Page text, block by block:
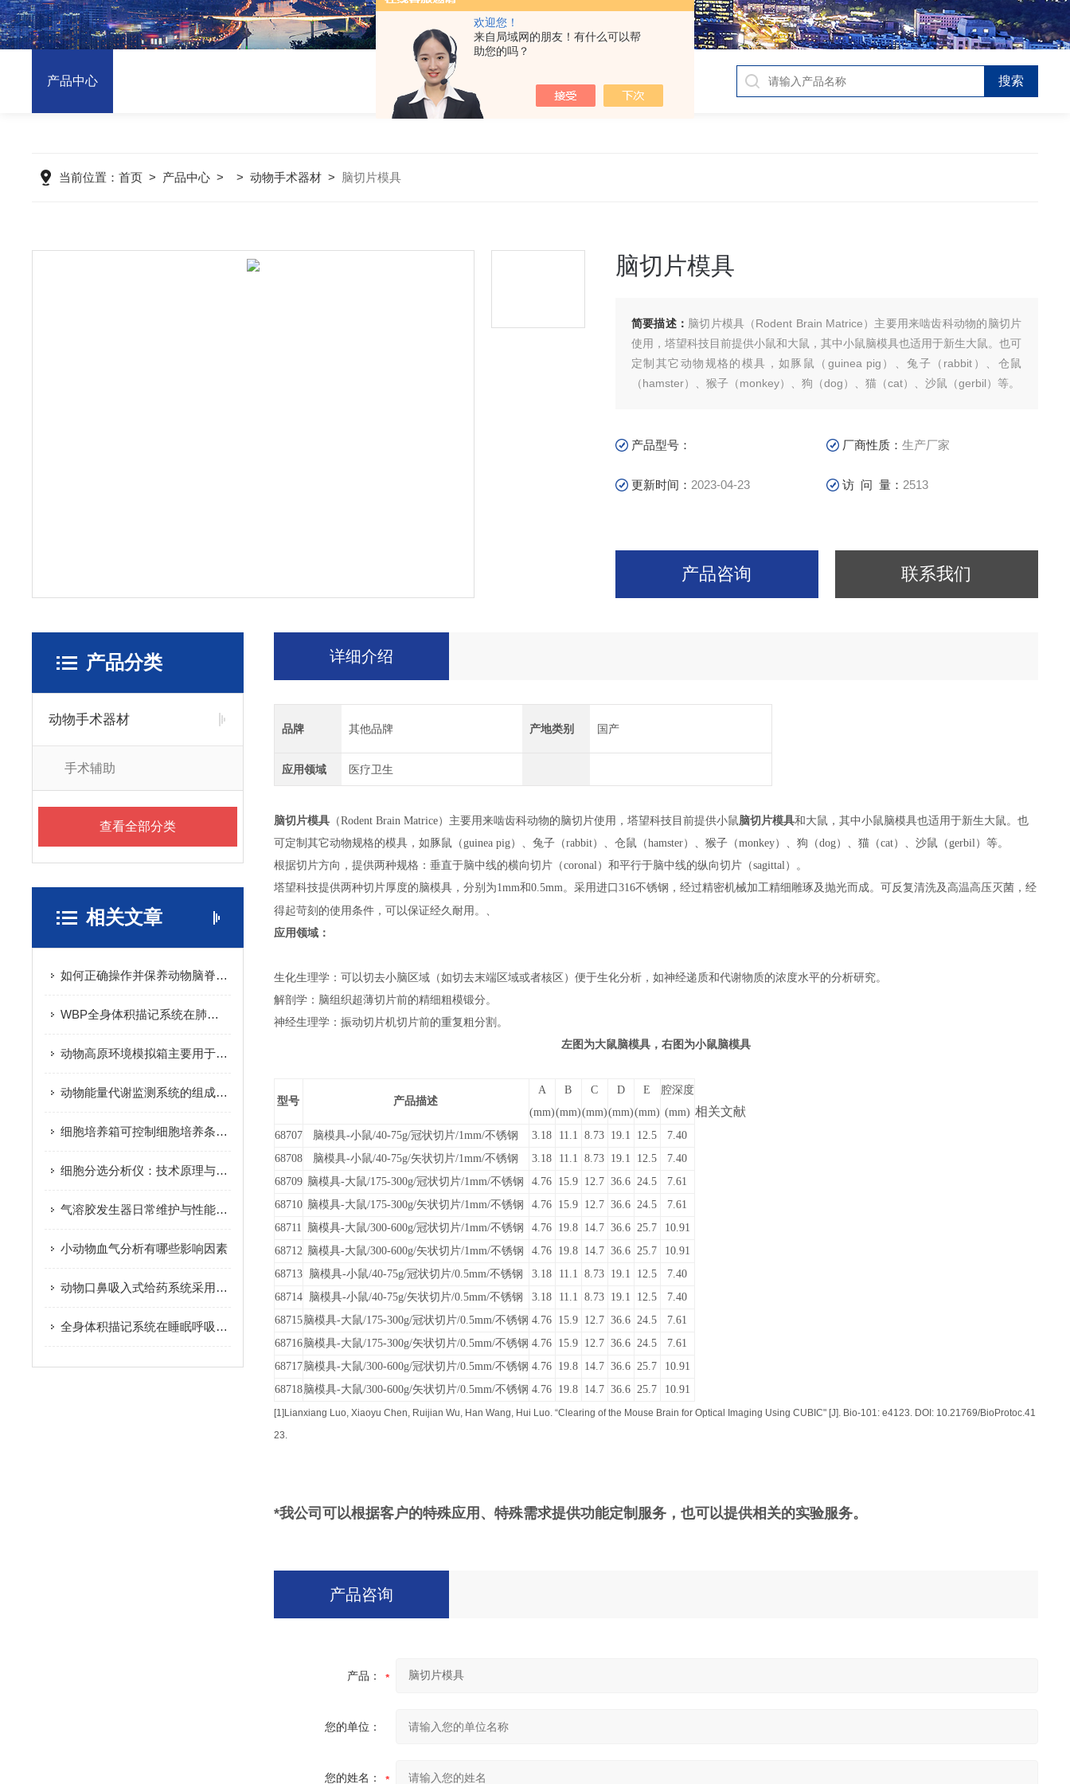
欢迎您！
来自局域网的朋友！有什么可以帮
助您的吗？
产品中心
当前位置：首页 > 产品中心 > >动物手术器材 > 脑切片模具
脑切片模具
简要描述： 脑切片模具（Rodent Brain Matrice）主要用来啮齿科动物的脑切片
使用，塔望科技目前提供小鼠和大鼠，其中小鼠脑模具也适用于新生大鼠。也可
定制其它动物规格的模具，如豚鼠（guinea pig）、兔子（rabbit）、仓鼠
（hamster）、猴子（monkey）、狗（dog）、猫（cat）、沙鼠（gerbil）等。
产品型号： 厂商性质：生产厂家
更新时间： 2023-04-23 访 问 量： 2513
产品咨询 联系我们
产品分类
动物手术器材
手术辅助
查看全部分类
相关文章
如何正确操作并保养动物脑脊髓损伤仪？
WBP全身体积描记系统在肺纤维化研究中的应用
动物高原环境模拟箱主要用于动物学研究和医学研究等方面
动物能量代谢监测系统的组成及应用
细胞培养箱可控制细胞培养条件，确保培养物的稳定性
细胞分选分析仪：技术原理与应用探索
气溶胶发生器日常维护与性能管控
小动物血气分析有哪些影响因素
动物口鼻吸入式给药系统采用了射流式雾化器
全身体积描记系统在睡眠呼吸暂停（OSA）方面的应用
详细介绍
品牌 其他品牌 产地类别 国产
应用领域 医疗卫生
脑切片模具（Rodent Brain Matrice）主要用来啮齿科动物的脑切片使用，塔望科技目前提供小鼠脑切片模具和大鼠，其中小鼠脑模具也适用于新生大鼠。也
可定制其它动物规格的模具，如豚鼠（guinea pig）、兔子（rabbit）、仓鼠（hamster）、猴子（monkey）、狗（dog）、猫（cat）、 沙鼠（gerbil）等。
根据切片方向，提供两种规格： 垂直于脑中线的横向切片（coronal）和平行于脑中线的纵向切片（sagittal）。
塔望科技提供两种切片厚度的脑模具，分别为1mm和0.5mm。采用进口316不锈钢，经过精密机械加工精细雕琢及抛光而成。可反复清洗及高温高压灭菌，经
得起苛刻的使用条件，可以保证经久耐用。
应用领域：
生化生理学：可以切去小脑区域（如切去末端区域或者核区）便于生化分析，如神经递质和代谢物质的浓度水平的分析研究。
解剖学：脑组织超薄切片前的精细粗模锻分。
神经生理学：振动切片机切片前的重复粗分割。
左图为大鼠脑模具，右图为小鼠脑模具
型号 产品描述
A
(mm)
B
(mm)
C
(mm)
D
(mm)
E
(mm)
腔深度
(mm)
68707
脑模具-小鼠/40-75g/冠状切片/1mm/不锈钢 3.18 11.1 8.73 19.1 12.5
7.40
68708
脑模具-小鼠/40-75g/矢状切片/1mm/不锈钢 3.18 11.1 8.73 19.1 12.5
7.40
68709 脑模具-大鼠/175-300g/冠状切片/1mm/不锈钢 4.76 15.9 12.7 36.6 24.5
7.61
68710 脑模具-大鼠/175-300g/矢状切片/1mm/不锈钢 4.76 15.9 12.7 36.6 24.5
7.61
68711 脑模具-大鼠/300-600g/冠状切片/1mm/不锈钢 4.76 19.8 14.7 36.6 25.7
10.91
68712 脑模具-大鼠/300-600g/矢状切片/1mm/不锈钢 4.76 19.8 14.7 36.6 25.7
10.91
68713
脑模具-小鼠/40-75g/冠状切片/0.5mm/不锈钢 3.18 11.1 8.73 19.1 12.5
7.40
68714
脑模具-小鼠/40-75g/矢状切片/0.5mm/不锈钢 3.18 11.1 8.73 19.1 12.5
7.40
68715脑模具-大鼠/175-300g/冠状切片/0.5mm/不锈钢 4.76 15.9 12.7 36.6 24.5
7.61
68716脑模具-大鼠/175-300g/矢状切片/0.5mm/不锈钢 4.76 15.9 12.7 36.6 24.5
7.61
68717脑模具-大鼠/300-600g/冠状切片/0.5mm/不锈钢 4.76 19.8 14.7 36.6 25.7
10.91
68718脑模具-大鼠/300-600g/矢状切片/0.5mm/不锈钢 4.76 19.8 14.7 36.6 25.7 10.91
相关文献
[1]Lianxiang Luo, Xiaoyu Chen, Ruijian Wu, Han Wang, Hui Luo. “Clearing of the Mouse Brain for Optical Imaging Using CUBIC" [J]. Bio-101: e4123. DOI: 10.21769/BioProtoc.41
23.
*我公司可以根据客户的特殊应用、特殊需求提供功能定制服务， 也可以提供相关的实验服务。
产品咨询
产品：
您的单位：
您的姓名：